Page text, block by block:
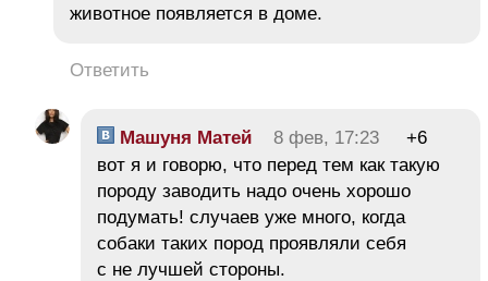
животное появляется в доме.
Ответить
Машуня Матей 8 фев, 17:23
+6
вот я и говорю, что перед тем как такую
породу заводить надо очень хорошо
подумать! случаев уже много, когда
собаки таких пород проявляли себя
с не лучшей стороны.